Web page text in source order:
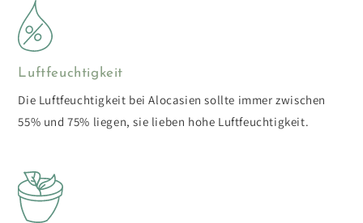
Luftfeuchtigkeit
Die Luftfeuchtigkeit bei Alocasien sollte immer zwischen
55% und 75% liegen, sie lieben hohe Luftfeuchtigkeit.